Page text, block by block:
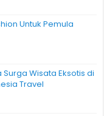
Untuk Pemula
Wisata Eksotis di
Travel